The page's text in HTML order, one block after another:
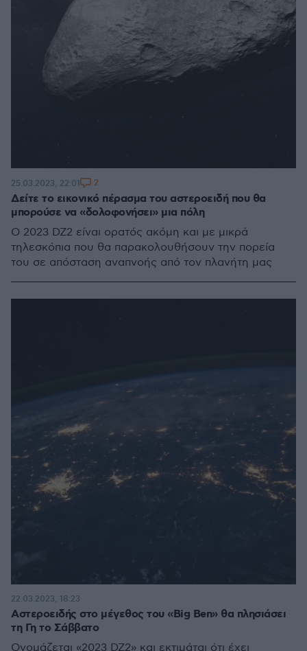
Δείτε το εικονικό πέρασμα του αστεροειδή που θα
μπορούσε να «δολοφονήσει» μια πόλη
Ο 2023 DZ2 είναι ορατός ακόμη και με μικρά
τηλεσκόπια που θα παρακολουθήσουν την πορεία
του σε απόσταση αναπνοής από τον πλανήτη μας
25.03.2023, 22:01 2
Αστεροειδής στο μέγεθος του «Big Ben» θα πλησιάσει
τη Γη το Σάββατο
Ονομάζεται «2023 DZ2» και εκτιμάται ότι έχει
22.03.2023, 18:23